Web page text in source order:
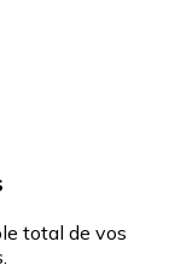
total de vos